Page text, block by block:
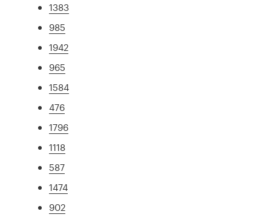
1383
985
1942
965
1584
476
1796
1118
587
1474
902